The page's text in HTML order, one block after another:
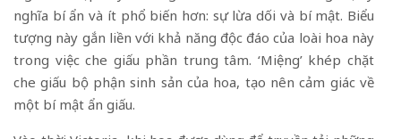
nghĩa bí ẩn và ít phổ biến hơn: sự lừa dối và bí mật. Biểu
tượng này gắn liền với khả năng độc đáo của loài hoa này
trong việc che giấu phần trung tâm. ‘Miệng’ khép chặt
che giấu bộ phận sinh sản của hoa, tạo nên cảm giác về
một bí mật ẩn giấu.